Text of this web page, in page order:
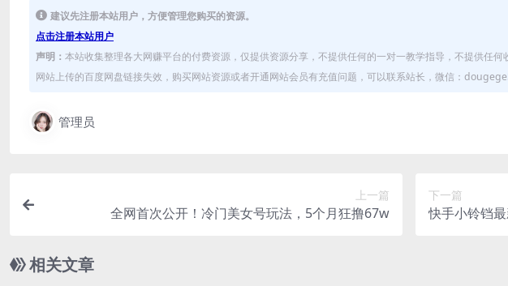
建议先注册本站用户，方便管理您购买的资源。
点击注册本站用户
声明： 本站收集整理各大网赚平台的付费资源，仅提供资源分享，不提供任何的一对一教学指导，不提供任何
网站上传的百度网盘链接失效，购买网站资源或者开通网站会员有充值问题，可以联系站长，微信：
管理员
上一篇
全网首次公开！冷门美女号玩法，5个月狂撸67w
下一篇
快手小铃铛
相关文章